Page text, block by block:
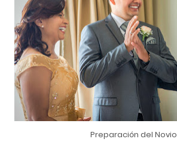
Preparación del Novio